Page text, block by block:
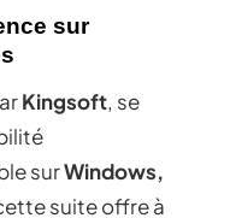
sur
Kingsoft, se
surWindows,
suite offre à